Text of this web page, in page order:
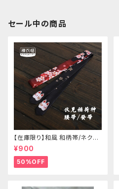
セール中の商品
【在庫限り】和風 和柄帯/ネクタ
イ/リボン（狐面/金魚
¥900
50%OFF